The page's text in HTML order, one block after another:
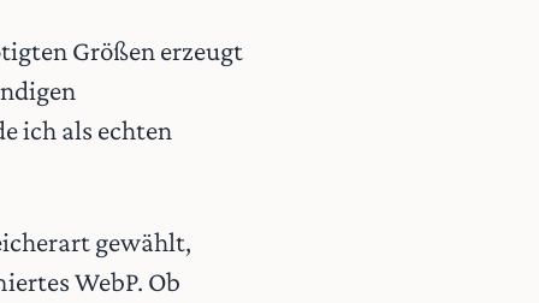
Größen erzeugt
ich als echten
gewählt,
WebP. Ob